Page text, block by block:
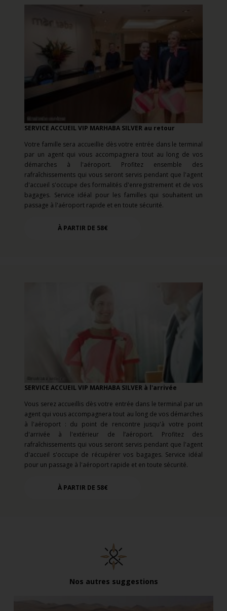
SERVICE ACCUEIL VIP MARHABA SILVER au retour
Votre famille sera accueillie dès votre entrée dans le terminal
par un agent qui vous accompagnera tout au long de vos
démarches à l'aéroport. Profitez ensemble des
rafraîchissements qui vous seront servis pendant que l'agent
d'accueil s'occupe des formalités d'enregistrement et de vos
bagages. Service idéal pour les familles qui souhaitent un
passage à l'aéroport rapide et en toute sécurité.
À PARTIR DE 58€
SERVICE ACCUEIL VIP MARHABA SILVER à l'arrivée
Vous serez accueillis dès votre entrée dans le terminal par un
agent qui vous accompagnera tout au long de vos démarches
à l'aéroport : du point de rencontre jusqu'à votre point
d'arrivée à l'extérieur de l’aéroport. Profitez des
rafraîchissements qui vous seront servis pendant que l'agent
d'accueil s'occupe de récupérer vos bagages. Service idéal
pour un passage à l'aéroport rapide et en toute sécurité.
À PARTIR DE 58€
Nos autres suggestions